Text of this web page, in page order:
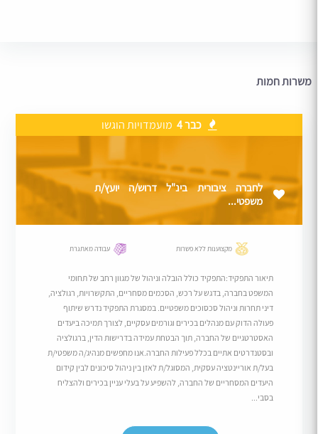
משרות חמות
כבר 4 מועמדויות הוגשו
לחברה ציבורית בינ"ל דרוש/ה יועץ/ת
משפטי...
מקצוענות ללא פשרות עבודה מאתגרת
תיאור התפקיד:התפקיד כולל הובלה וניהול של מגוון רחב של תחומי
המשפט בחברה, בדגש על רכש, הסכמים מסחריים, התקשרויות, רגולציה,
דיני תחרות וניהול סכסוכים משפטיים. במסגרת התפקיד נדרש שיתוף
פעולה הדוק עם מנהלים בכירים וגורמים עסקיים, לצורך תמיכה ביעדים
האסטרטגיים של החברה, תוך הבטחת עמידה בדרישות הדין, ברגולציה
ובסטנדרטים אתיים בכלל פעילות החברה.אנו מחפשים מנהיג/ה משפטי/ת
בעל/ת אוריינטציה עסקית, המסוגל/ת לאזן בין ניהול סיכונים לבין קידום
היעדים המסחריים של החברה, להשפיע על בעלי עניין בכירים ולהצליח
בסבי...